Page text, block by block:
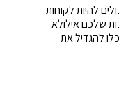
להיות לקוחות
שלכם אילולא
להגדיל את